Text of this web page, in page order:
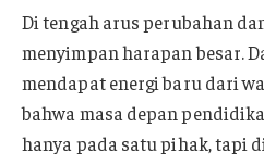
Di tengah arus perubahan
menyimpan harapan besar.
mendapat energi baru dari
bahwa masa depan
hanya pada satu pihak, tapi